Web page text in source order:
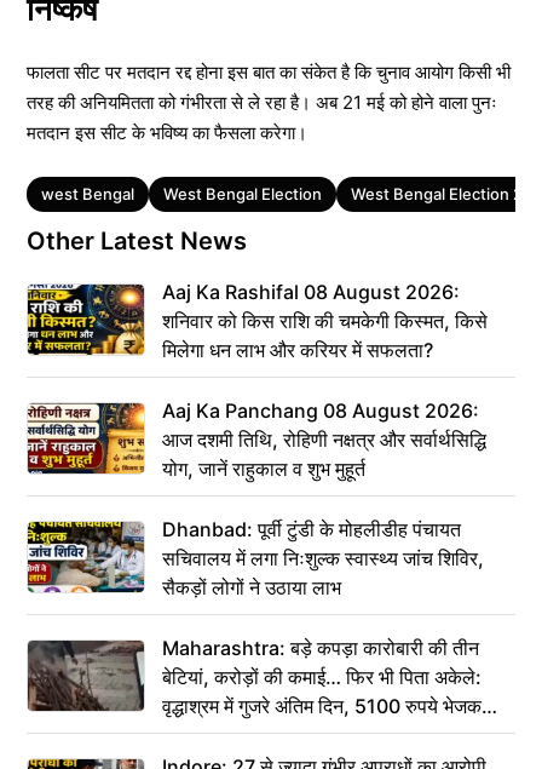
निष्कर्ष
फालता सीट पर मतदान रद्द होना इस बात का संकेत है कि चुनाव आयोग किसी भी
तरह की अनियमितता को गंभीरता से ले रहा है। अब 21 मई को होने वाला पुनः
मतदान इस सीट के भविष्य का फैसला करेगा।
Tags
west Bengal West Bengal Election West Bengal Election
Other Latest News
Aaj Ka Rashifal 08 August 2026:
शनिवार को किस राशि की चमकेगी किस्मत, किसे
मिलेगा धन लाभ और करियर में सफलता?
Aaj Ka Panchang 08 August 2026:
आज दशमी तिथि, रोहिणी नक्षत्र और सर्वार्थसिद्धि
योग, जानें राहुकाल व शुभ मुहूर्त
Dhanbad: पूर्वी टुंडी के मोहलीडीह पंचायत
सचिवालय में लगा निःशुल्क स्वास्थ्य जांच शिविर,
सैकड़ों लोगों ने उठाया लाभ
Maharashtra: बड़े कपड़ा कारोबारी की तीन
बेटियां, करोड़ों की कमाई… फिर भी पिता अकेले:
वृद्धाश्रम में गुजरे अंतिम दिन, 5100 रुपये भेजकर
कहा– अंतिम संस्कार कर दीजिए हम नहीं आ पाएंगे